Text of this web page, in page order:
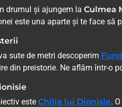
drumul și ajungem la Culmea
este una aparte și te face să
sute de metri descoperim
din preistorie. Ne aflăm într-o
este Chilia lui Dionisie.